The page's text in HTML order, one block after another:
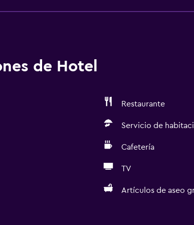
Generales Sin camas plegables/extra
La propiedad asegura que está implementando
cumple con las prácticas de la Guía para la
de Hotel
Restaurante
Servicio de
Cafetería
TV
Artículos de aseo